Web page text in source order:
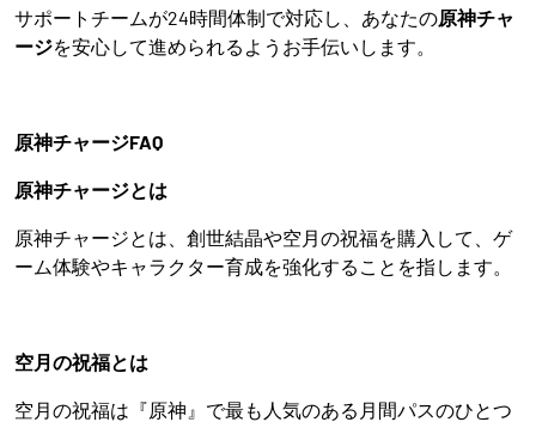
サポートチームが24時間体制で対応し、あなたの原神チャ
ージを安心して進められるようお手伝いします。
原神チャージFAQ
原神チャージとは
原神チャージとは、創世結晶や空月の祝福を購入して、ゲ
ーム体験やキャラクター育成を強化することを指します。
空月の祝福とは
空月の祝福は『原神』で最も人気のある月間パスのひとつ